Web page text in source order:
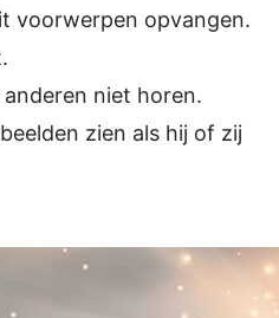
voorwerpen opvangen.
niet horen.
zien als hij of zij